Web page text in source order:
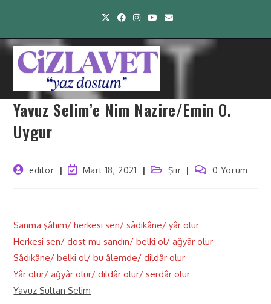
Yavuz Selim’e Nim Nazire/Emin O.
Uygur
editor Mart 18, 2021 Şiir 0 Yorum
Sanma şâhım/ herkesi sen/ sâdıkâne/ yâr olur
Herkesi sen/ dost mu sandın/ belki ol/ ağyâr olur
Sâdıkâne/ belki ol/ bu âlemde/ dildâr olur
Yâr olur/ ağyâr olur/ dildâr olur/ serdâr olur
Yavuz Sultan Selim